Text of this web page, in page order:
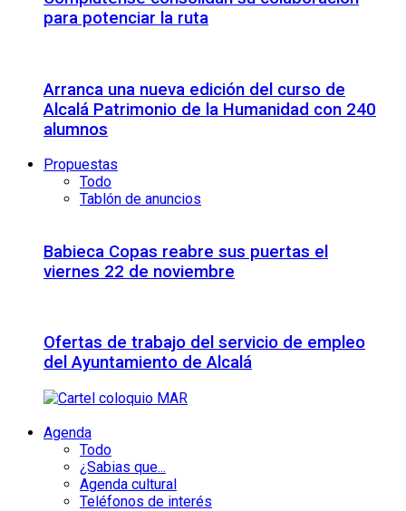
para potenciar la ruta
Arranca una nueva edición del curso de
Alcalá Patrimonio de la Humanidad con 240
alumnos
Propuestas
Todo
Tablón de anuncios
Babieca Copas reabre sus puertas el
viernes 22 de noviembre
Ofertas de trabajo del servicio de empleo
del Ayuntamiento de Alcalá
Agenda
Todo
¿Sabias que...
Agenda cultural
Teléfonos de interés